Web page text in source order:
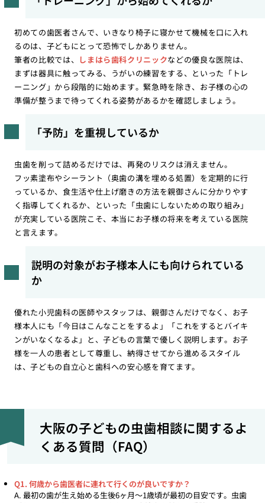
初めての歯医者さんで、いきなり椅子に寝かせて機械を口に入れ
るのは、子どもにとって恐怖でしかありません。
筆者の比較では、
しまはら歯科クリニックなどの優良な医院は、
まずは器具に触ってみる、うがいの練習をする、といった「トレ
ーニング」から段階的に始めます。緊急時を除き、お子様の心の
準備が整うまで待ってくれる姿勢があるかを確認しましょう。
「予防」を重視しているか
虫歯を削って詰めるだけでは、再発のリスクは消えません。
フッ素塗布やシーラント（奥歯の溝を埋める処置）を定期的に行
っているか、食生活や仕上げ磨きの方法を親御さんに分かりやす
く指導してくれるか、といった「虫歯にしないための取り組み」
が充実している医院こそ、本当にお子様の将来を考えている医院
と言えます。
説明の対象がお子様本人にも向けられている
か
優れた小児歯科の医師やスタッフは、親御さんだけでなく、お子
様本人にも「今日はこんなことをするよ」「これをするとバイキ
ンがいなくなるよ」と、子どもの言葉で優しく説明します。お子
様を一人の患者として尊重し、納得させてから進めるスタイル
は、子どもの自立心と歯科への安心感を育てます。
大阪の子どもの虫歯相談に関するよ
くある質問（FAQ）
Q1. 何歳から歯医者に連れて行くのが良いですか？
A. 最初の歯が生え始める生後6ヶ月〜1歳頃が最初の目安です。虫歯